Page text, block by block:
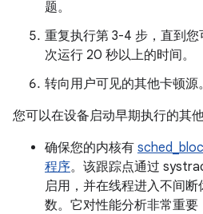
题。
重复执行第 3-4 步，直到
次运行 20 秒以上的时间。
转向用户可见的其他卡顿源。
您可以在设备启动早期执行的其
确保您的内核有
程序。该跟踪点通过
启用，并在线程进入不间
数。它对性能分析非常重